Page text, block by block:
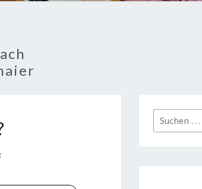
Suchen
nach: